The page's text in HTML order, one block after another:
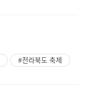
#전라북도 축제